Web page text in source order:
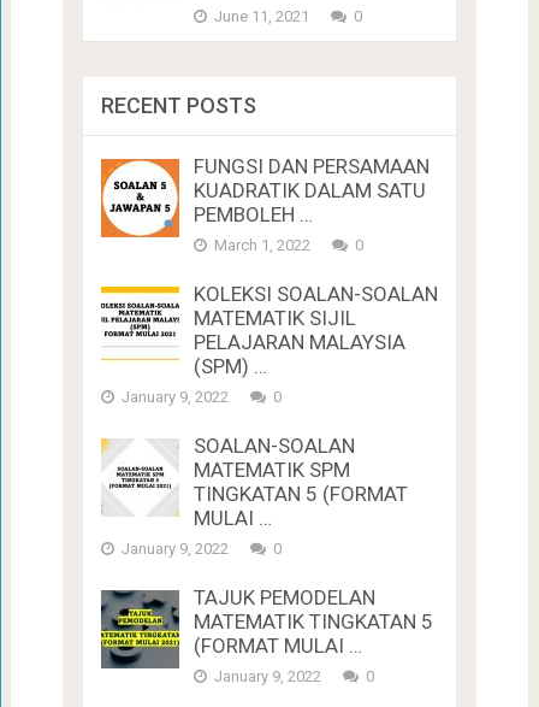
June 11, 2021 0
RECENT POSTS
FUNGSI DAN PERSAMAAN
KUADRATIK DALAM SATU
PEMBOLEH …
March 1, 2022 0
KOLEKSI SOALAN-SOALAN
MATEMATIK SIJIL
PELAJARAN MALAYSIA
(SPM) …
January 9, 2022 0
SOALAN-SOALAN
MATEMATIK SPM
TINGKATAN 5 (FORMAT
MULAI …
January 9, 2022 0
TAJUK PEMODELAN
MATEMATIK TINGKATAN 5
(FORMAT MULAI …
January 9, 2022 0